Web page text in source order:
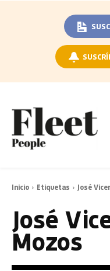
Inicio Etiquetas José
José
Mozos